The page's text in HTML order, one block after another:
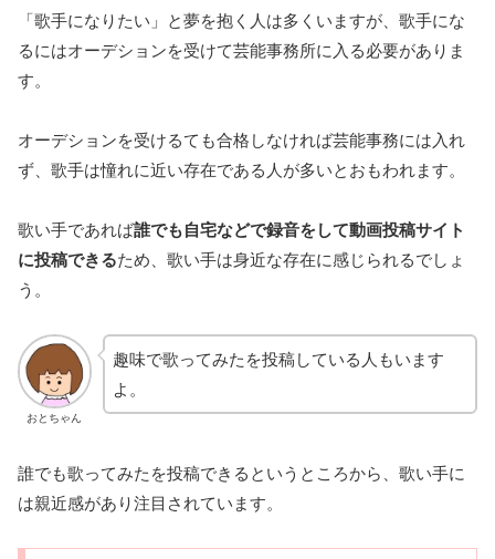
「歌手になりたい」と夢を抱く人は多くいますが、歌手にな
るにはオーデションを受けて芸能事務所に入る必要がありま
す。
オーデションを受けるても合格しなければ芸能事務には入れ
ず、歌手は憧れに近い存在である人が多いとおもわれます。
歌い手であれば誰でも自宅などで録音をして動画投稿サイト
に投稿できるため、歌い手は身近な存在に感じられるでしょ
う。
おとちゃん
趣味で歌ってみたを投稿している人もいます
よ。
誰でも歌ってみたを投稿できるというところから、歌い手に
は親近感があり注目されています。